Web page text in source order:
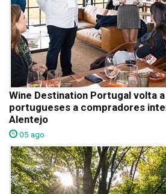
Wine Destination Portugal volta
portugueses a compradores
Alentejo
05 ago